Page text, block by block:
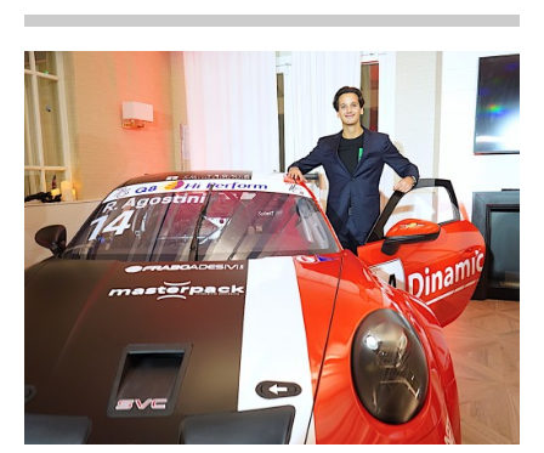
CAMPIONATO
RISULTATI
MULTIMEDIA
PRESS
SPONSOR & PARTNER
CONTATTI